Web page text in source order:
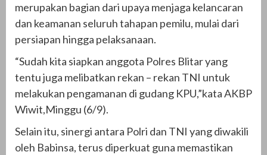
merupakan bagian dari upaya menjaga kelancaran
dan keamanan seluruh tahapan pemilu, mulai dari
persiapan hingga pelaksanaan.
“Sudah kita siapkan anggota Polres Blitar yang
tentu juga melibatkan rekan – rekan TNI untuk
melakukan pengamanan di gudang KPU,”kata AKBP
Wiwit,Minggu (6/9).
Selain itu, sinergi antara Polri dan TNI yang diwakili
oleh Babinsa, terus diperkuat guna memastikan